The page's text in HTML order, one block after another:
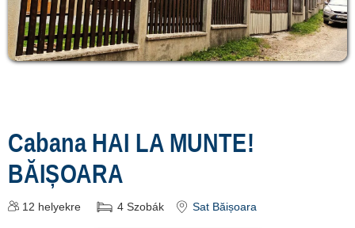
Cabana HAI LA MUNTE!
BĂIȘOARA
12 helyekre 4 Szobák Sat Băișoara